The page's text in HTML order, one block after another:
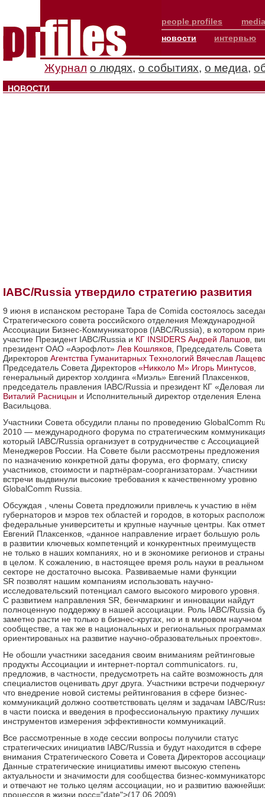
people profiles
новости
интервью
Журнал о людях, о событиях, о медиа,
НОВОСТИ
IABC/Russia утвердило стратегию развития
9 июня в испанском ресторане Tapa de Comida состоялось
Стратегического совета российского отделения Международной
Ассоциации Бизнес-Коммуникаторов (IABC/Russia), в котором
участие Президент IABC/Russia и КГ INSIDERS Андрей Лапшов ,
президент ОАО «Аэрофлот» Лев Кошляков , Председатель Совета
Директоров Агентства Гуманитарных Технологий Вячеслав
Председатель Совета Директоров «Никколо М» Игорь Минтусов
генеральный директор холдинга «Миэль» Евгений Плаксенков,
председатель правления IABC/Russia и президент КГ «Деловая
Виталий Расницын и Исполнительный директор отделения Елена
Васильцова.
Участники Совета обсудили планы по проведению GlobalComm
2010 — международного форума по стратегическим
который IABC/Russia организует в сотрудничестве с Ассоциацией
Менеджеров России. На Совете были рассмотрены предложения
по назначению конкретной даты форума, его формату, списку
участников, стоимости и партнёрам-соорганизаторам. Участники
встречи выдвинули высокие требования к качественному уровню
GlobalComm Russia.
Обсуждая , члены Совета предложили привлечь к участию в нём
губернаторов и мэров тех областей и городов, в которых
федеральные университеты и крупные научные центры. Как
Евгений Плаксенков, «данное направление играет большую роль
в развитии ключевых компетенций и конкурентных преимуществ
не только в наших компаниях, но и в экономике регионов и страны
в целом. К сожалению, в настоящее время роль науки в реальном
секторе не достаточно высока. Развиваемые нами функции
SR позволят нашим компаниям использовать научно-
исследовательский потенциал самого высокого мирового уровня.
С развитием направления SR, бенчмаркинг и инновации найдут
полноценную поддержку в нашей ассоциации. Роль IABC/Russia
заметно расти не только в бизнес-кругах, но и в мировом научном
сообществе, а так же в национальных и региональных
ориентированых на развитие научно-образовательных проектов».
Не обошли участники заседания своим вниманиям рейтинговые
продукты Ассоциации и интернет-портал communicators. ru,
предложив, в частности, предусмотреть на сайте возможность
специалистов оценивать друг друга. Участники встречи
что внедрение новой системы рейтингования в сфере бизнес-
коммуникаций должно соответствовать целям и задачам IABC/
в части поиска и введения в профессиональную практику лучших
инструментов измерения эффективности коммуникаций.
Все рассмотренные в ходе сессии вопросы получили статус
стратегических инициатив IABC/Russia и будут находится в сфере
внимания Стратегического Совета и Совета Директоров
Данные стратегические инициативы имеют высокую степень
актуальности и значимости для сообщества бизнес-
и отвечают не только целям ассоциации, но и развитию
процессов в жизни росс="date">(17.06.2009)